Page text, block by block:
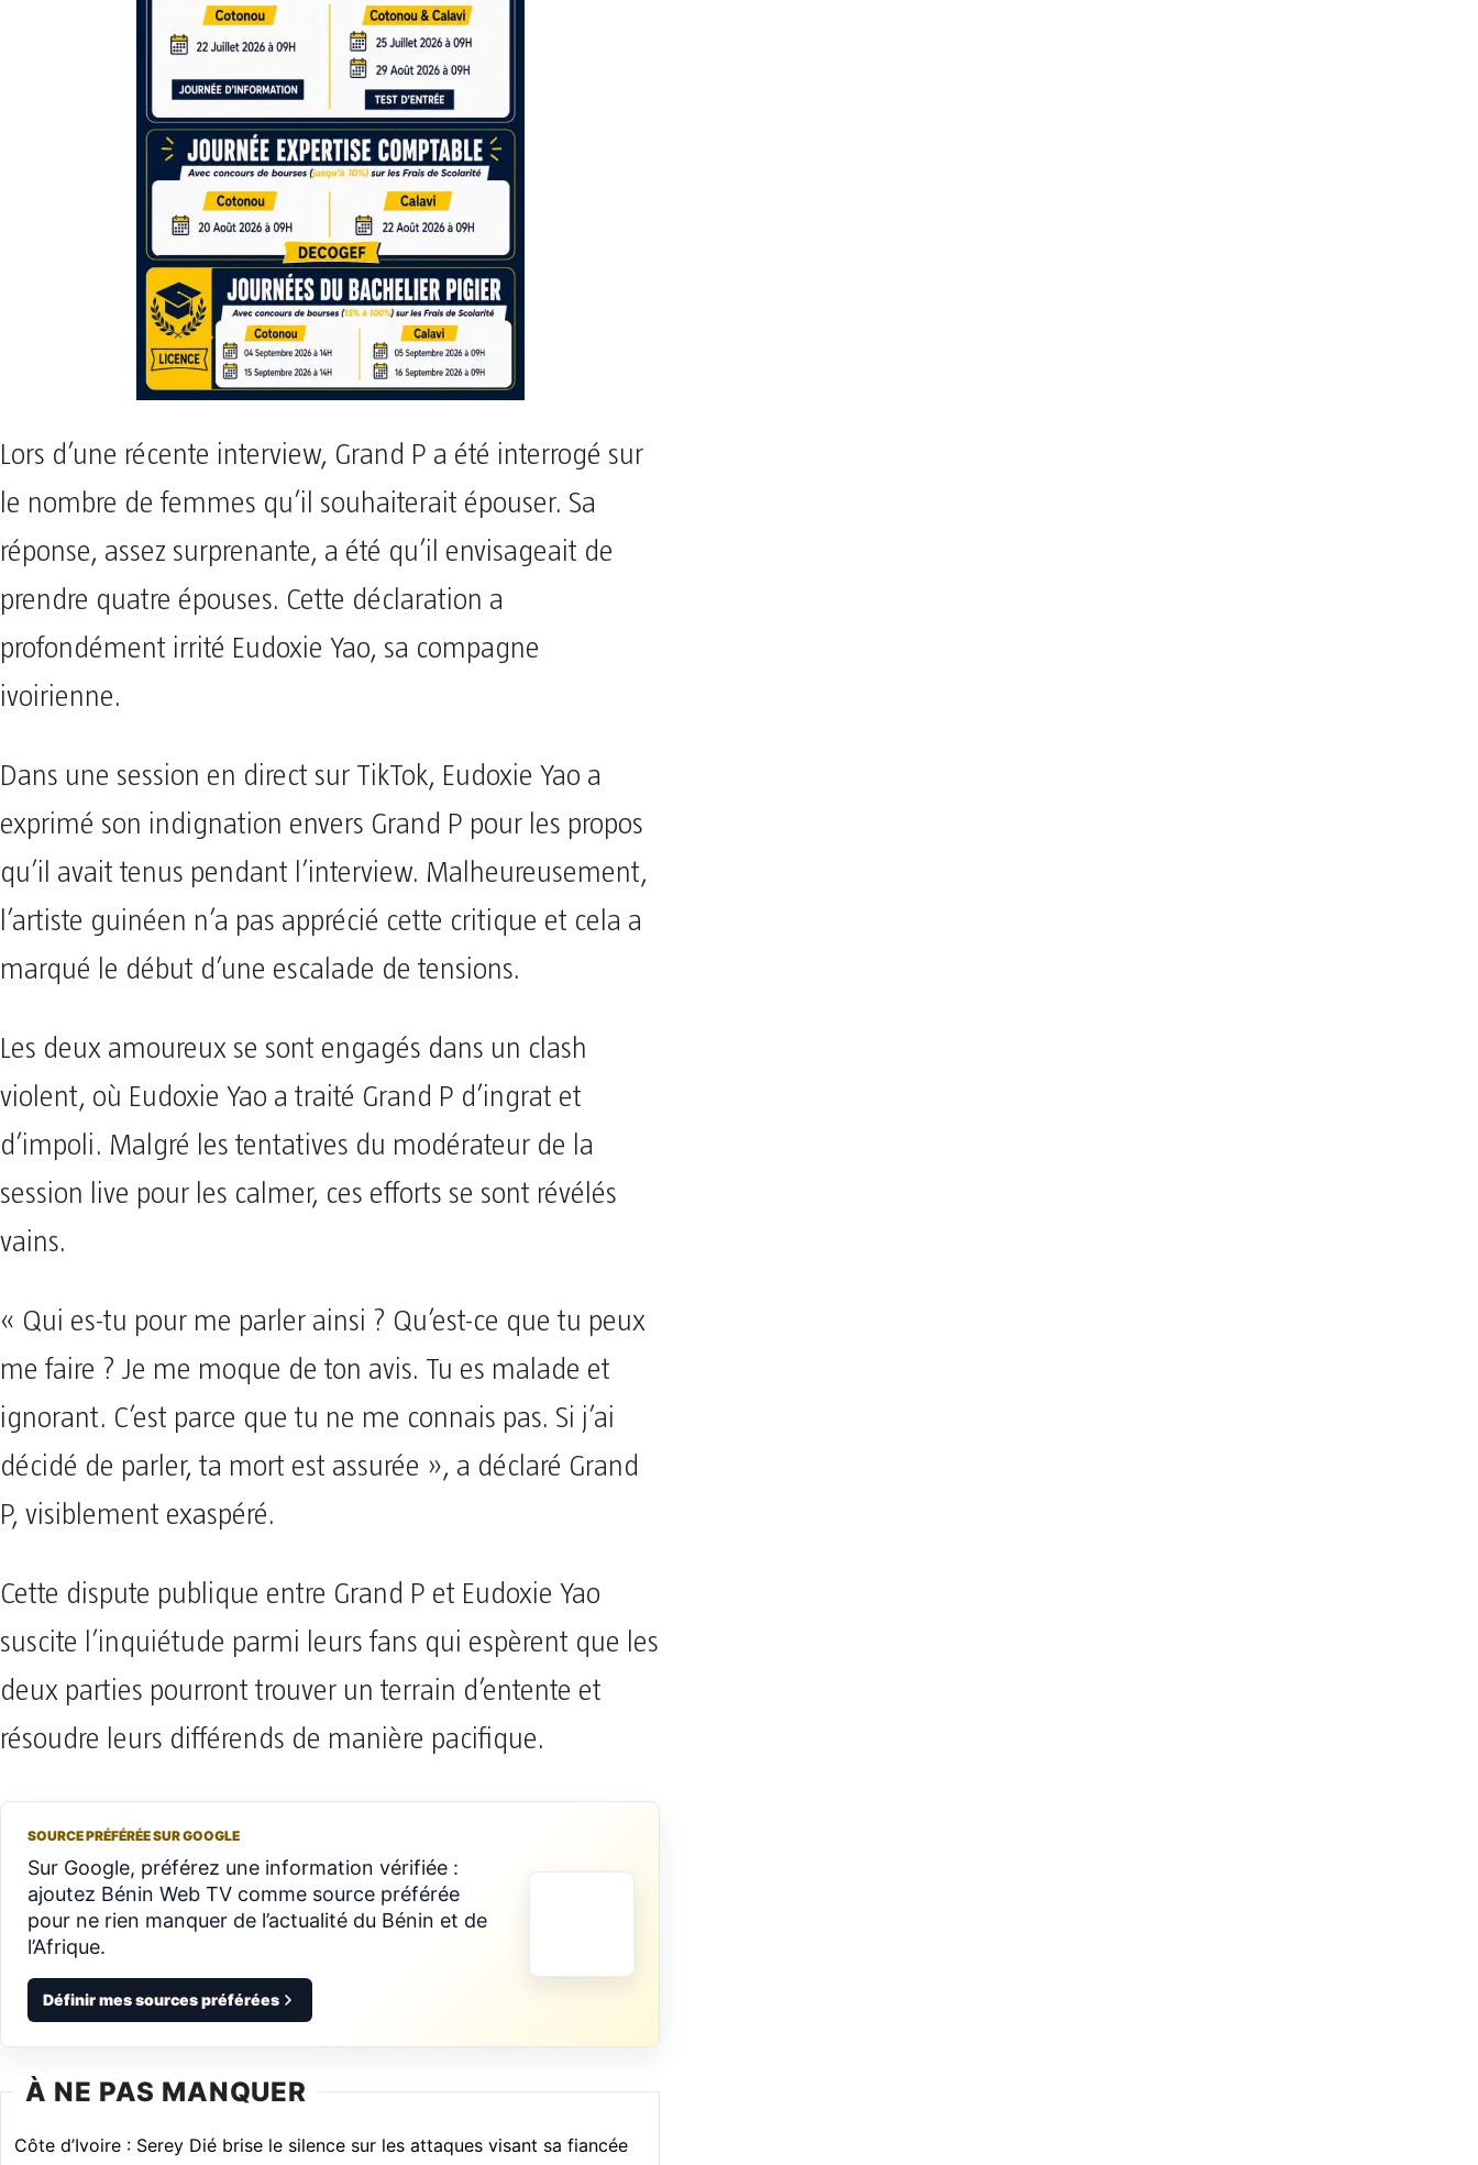
Lors d’une récente interview, Grand P a été interrogé sur
le nombre de femmes qu’il souhaiterait épouser. Sa
réponse, assez surprenante, a été qu’il envisageait de
prendre quatre épouses. Cette déclaration a
profondément irrité Eudoxie Yao, sa compagne
ivoirienne.
Dans une session en direct sur TikTok, Eudoxie Yao a
exprimé son indignation envers Grand P pour les propos
qu’il avait tenus pendant l’interview. Malheureusement,
l’artiste guinéen n’a pas apprécié cette critique et cela a
marqué le début d’une escalade de tensions.
Les deux amoureux se sont engagés dans un clash
violent, où Eudoxie Yao a traité Grand P d’ingrat et
d’impoli. Malgré les tentatives du modérateur de la
session live pour les calmer, ces efforts se sont révélés
vains.
« Qui es-tu pour me parler ainsi ? Qu’est-ce que tu peux
me faire ? Je me moque de ton avis. Tu es malade et
ignorant. C’est parce que tu ne me connais pas. Si j’ai
décidé de parler, ta mort est assurée », a déclaré Grand
P, visiblement exaspéré.
Cette dispute publique entre Grand P et Eudoxie Yao
suscite l’inquiétude parmi leurs fans qui espèrent que les
deux parties pourront trouver un terrain d’entente et
résoudre leurs différends de manière pacifique.
SOURCE PRÉFÉRÉE SUR GOOGLE
Sur Google, préférez une information vérifiée :
ajoutez Bénin Web TV comme source préférée
pour ne rien manquer de l’actualité du Bénin et de
l’Afrique.
Définir mes sources préférées
À NE PAS MANQUER
Côte d’Ivoire : Serey Dié brise le silence sur les attaques visant sa fiancée